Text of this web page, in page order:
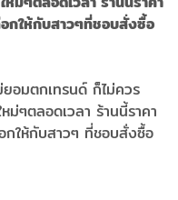
อมตกเทรนด์ ก็ไม่ควร
ม่ๆตลอดเวลา ร้านนี้ราคา
ให้กับสาวๆ ที่ชอบสั่งซื้อ